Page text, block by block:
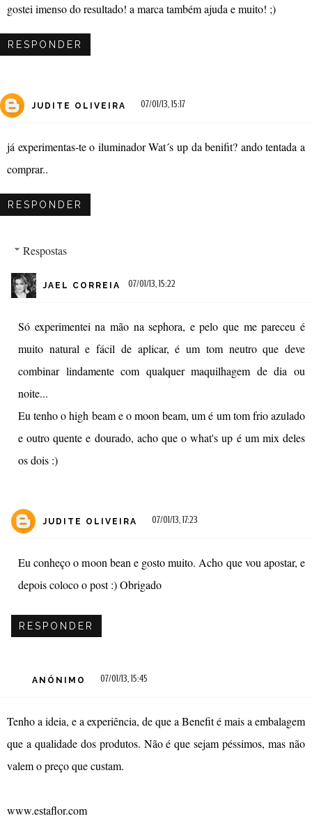
gostei imenso do resultado! a marca também ajuda e muito! ;)
RESPONDER
JUDITE OLIVEIRA 07/01/13, 15:17
já experimentas-te o iluminador Wat´s up da benifit? ando tentada a
comprar..
RESPONDER
Respostas
JAEL CORREIA 07/01/13, 15:22
Só experimentei na mão na sephora, e pelo que me pareceu é
muito natural e fácil de aplicar, é um tom neutro que deve
combinar lindamente com qualquer maquilhagem de dia ou
noite...
Eu tenho o high beam e o moon beam, um é um tom frio azulado
e outro quente e dourado, acho que o what's up é um mix deles
os dois :)
JUDITE OLIVEIRA 07/01/13, 17:23
Eu conheço o moon bean e gosto muito. Acho que vou apostar, e
depois coloco o post :) Obrigado
RESPONDER
ANÓNIMO 07/01/13, 15:45
Tenho a ideia, e a experiência, de que a Benefit é mais a embalagem
que a qualidade dos produtos. Não é que sejam péssimos, mas não
valem o preço que custam.
www.estaflor.com